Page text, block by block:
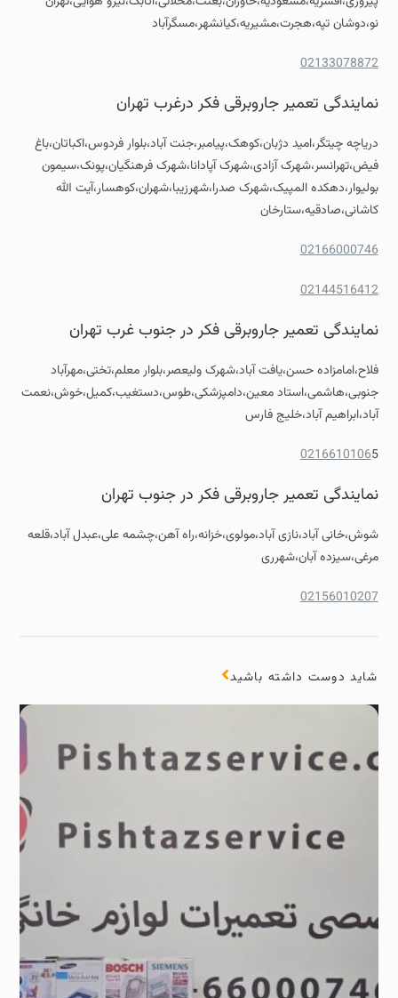
نو،دوشان تپه،هجرت،مشیریه،کیانشهر،مسگرآباد
02133078872
نمایندگی تعمیر جاروبرقی فکر درغرب تهران
دریاچه چیتگر،امید دژبان،کوهک،پیامبر،جنت آباد،بلوار فردوس،اکباتان،باغ
فیض،تهرانسر،شهرک آزادی،شهرک آپادانا،شهرک فرهنگیان،پونک،سیمون
بولیوار،دهکده المپیک،شهرک صدرا،شهرزیبا،شهران،کوهسار،آیت الله
کاشانی،صادقیه،ستارخان
02166000746
02144516412
نمایندگی تعمیر جاروبرقی فکر در جنوب غرب تهران
فلاح،امامزاده حسن،یافت آباد،شهرک ولیعصر،بلوار معلم،تختی،مهرآباد
جنوبی،هاشمی،استاد معین،دامپزشکی،طوس،دستغیب،کمیل،خوش،نعمت
آباد،ابراهیم آباد،خلیج فارس
02166101065
نمایندگی تعمیر جاروبرقی فکر در جنوب تهران
شوش،خانی آباد،نازی آباد،مولوی،خزانه،راه آهن،چشمه علی،عبدل آباد،قلعه
مرغی،سیزده آبان،شهرری
02156010207
شاید دوست داشته باشید